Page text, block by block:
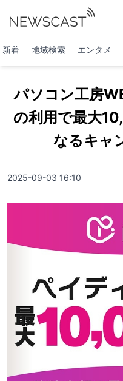
新着 地域検索 エンタメ
パソコン工房
の利用で最大
なるキャ
2025-09-03 16:10